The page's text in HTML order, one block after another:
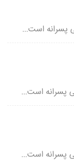
پسرانه است…
پسرانه است…
پسرانه است…